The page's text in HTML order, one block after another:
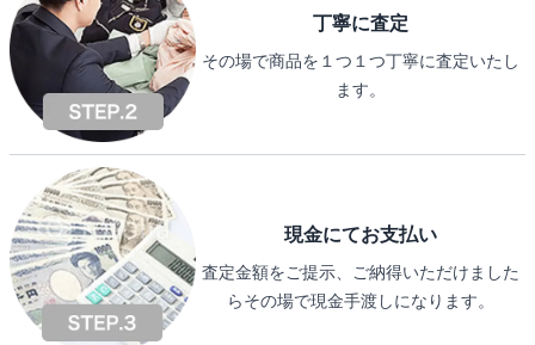
丁寧に査定
その場で商品を１つ１つ丁寧に査定いたし
ます。
現金にてお支払い
査定金額をご提示、ご納得いただけました
らその場で現金手渡しになります。